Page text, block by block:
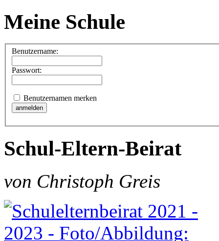
Meine Schule
Benutzername:
Passwort:
Benutzernamen merken
Schul-Eltern-Beirat
von Christoph Greis